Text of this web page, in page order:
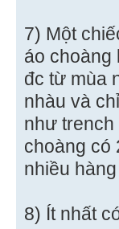
7) Một
áo choàng
đc từ mùa
nhàu và
như
choàng có
nhiều
8) Ít nhất